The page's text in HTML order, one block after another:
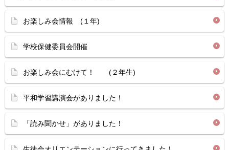
お楽しみ会情報 (１年)
学校保健委員会開催
お楽しみ会にむけて！ (２年生)
平和学習講演会がありました！
「読み聞かせ」がありました！